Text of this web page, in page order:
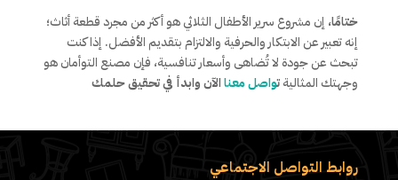
ختامًا، إن مشروع سرير الأطفال الثلاثي هو أكثر من مجرد قطعة أثاث؛
إنه تعبير عن الابتكار والحرفية والالتزام بتقديم الأفضل. إذا كنت
تبحث عن جودة لا تُضاهى وأسعار تنافسية، فإن مصنع التوأمان هو
وجهتك المثاليةتواصل معناالآن وابدأ في تحقيق حلمك
روابط التواصل الاجتماعي